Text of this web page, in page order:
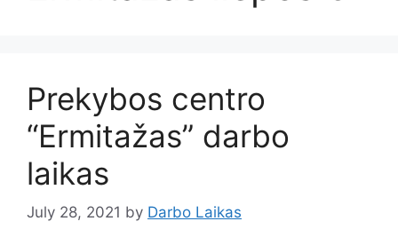
Prekybos centro
“Ermitažas” darbo
laikas
July 28, 2021 by Darbo Laikas